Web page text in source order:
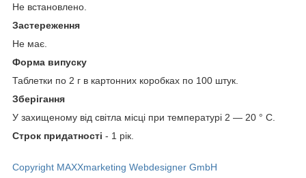
Не встановлено.
Застереження
Не має.
Форма випуску
Таблетки по 2 г в картонних коробках по 100 штук.
Зберігання
У захищеному від світла місці при температурі 2 — 20 ° С.
Строк придатності - 1 рік.
Copyright MAXXmarketing Webdesigner GmbH